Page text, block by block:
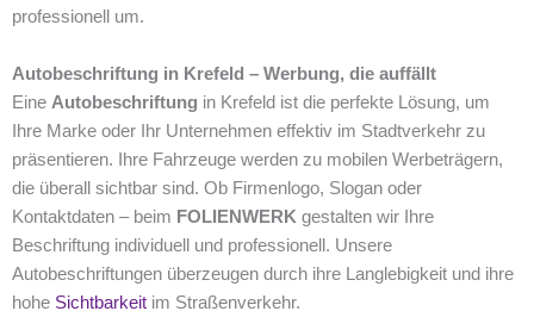
professionell um.
Autobeschriftung in Krefeld – Werbung, die auffällt
Eine Autobeschriftung in Krefeld ist die perfekte Lösung, um
Ihre Marke oder Ihr Unternehmen effektiv im Stadtverkehr zu
präsentieren. Ihre Fahrzeuge werden zu mobilen Werbeträgern,
die überall sichtbar sind. Ob Firmenlogo, Slogan oder
Kontaktdaten – beim FOLIENWERK gestalten wir Ihre
Beschriftung individuell und professionell. Unsere
Autobeschriftungen überzeugen durch ihre Langlebigkeit und ihre
hohe Sichtbarkeit im Straßenverkehr.